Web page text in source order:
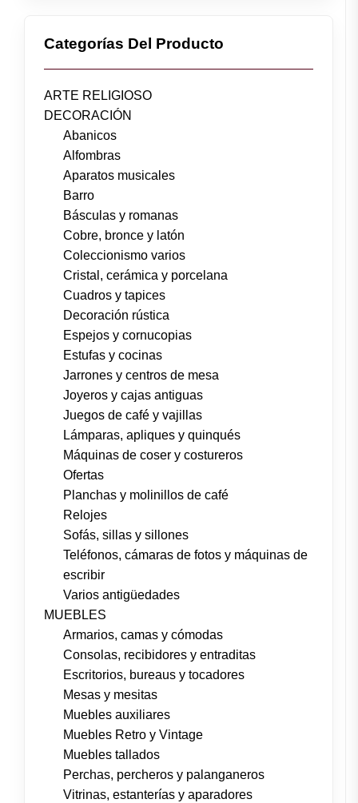
Categorías Del Producto
ARTE RELIGIOSO
DECORACIÓN
Abanicos
Alfombras
Aparatos musicales
Barro
Básculas y romanas
Cobre, bronce y latón
Coleccionismo varios
Cristal, cerámica y porcelana
Cuadros y tapices
Decoración rústica
Espejos y cornucopias
Estufas y cocinas
Jarrones y centros de mesa
Joyeros y cajas antiguas
Juegos de café y vajillas
Lámparas, apliques y quinqués
Máquinas de coser y costureros
Ofertas
Planchas y molinillos de café
Relojes
Sofás, sillas y sillones
Teléfonos, cámaras de fotos y máquinas de
escribir
Varios antigüedades
MUEBLES
Armarios, camas y cómodas
Consolas, recibidores y entraditas
Escritorios, bureaus y tocadores
Mesas y mesitas
Muebles auxiliares
Muebles Retro y Vintage
Muebles tallados
Perchas, percheros y palanganeros
Vitrinas, estanterías y aparadores